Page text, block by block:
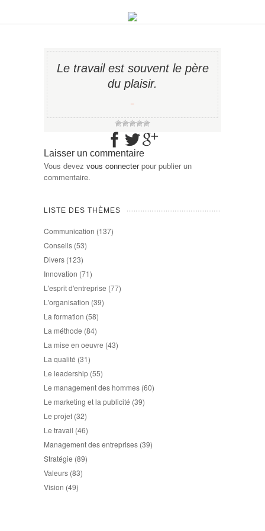
Le travail est souvent le père
du plaisir.
−
Laisser un commentaire
Vous devez vous connecterpour publier un
commentaire.
LISTE DES THÈMES
Communication (137)
Conseils (53)
Divers (123)
Innovation (71)
L'esprit d'entreprise (77)
L'organisation (39)
La formation (58)
La méthode (84)
La mise en oeuvre (43)
La qualité (31)
Le leadership (55)
Le management des hommes (60)
Le marketing et la publicité (39)
Le projet (32)
Le travail (46)
Management des entreprises (39)
Stratégie (89)
Valeurs (83)
Vision (49)